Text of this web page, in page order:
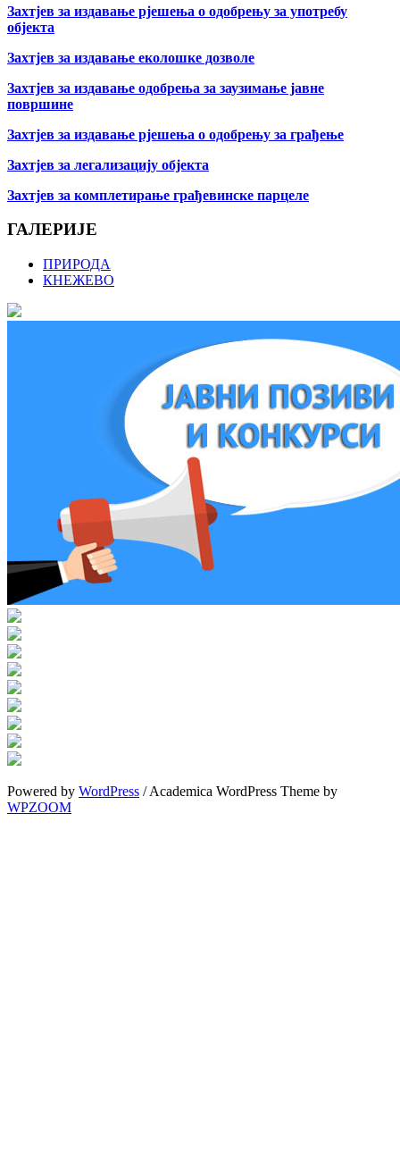
Захтјев за издавање рјешења о одобрењу за употребу
објекта
Захтјев за издавање еколошке дозволе
Захтјев за издавање одобрења за заузимање јавне
површине
Захтјев за издавање рјешења о одобрењу за грађење
Захтјев за легализацију објекта
Захтјев за комплетирање грађевинске парцеле
ГАЛЕРИЈЕ
ПРИРОДА
КНЕЖЕВО
Powered by WordPress / Academica WordPress Theme by
WPZOOM